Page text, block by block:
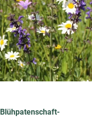
Blühpatenschaft-